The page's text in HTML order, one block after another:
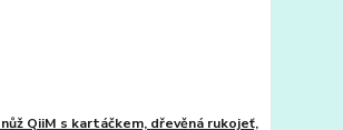
QiiM s kartáčkem, dřevěná rukojeť,